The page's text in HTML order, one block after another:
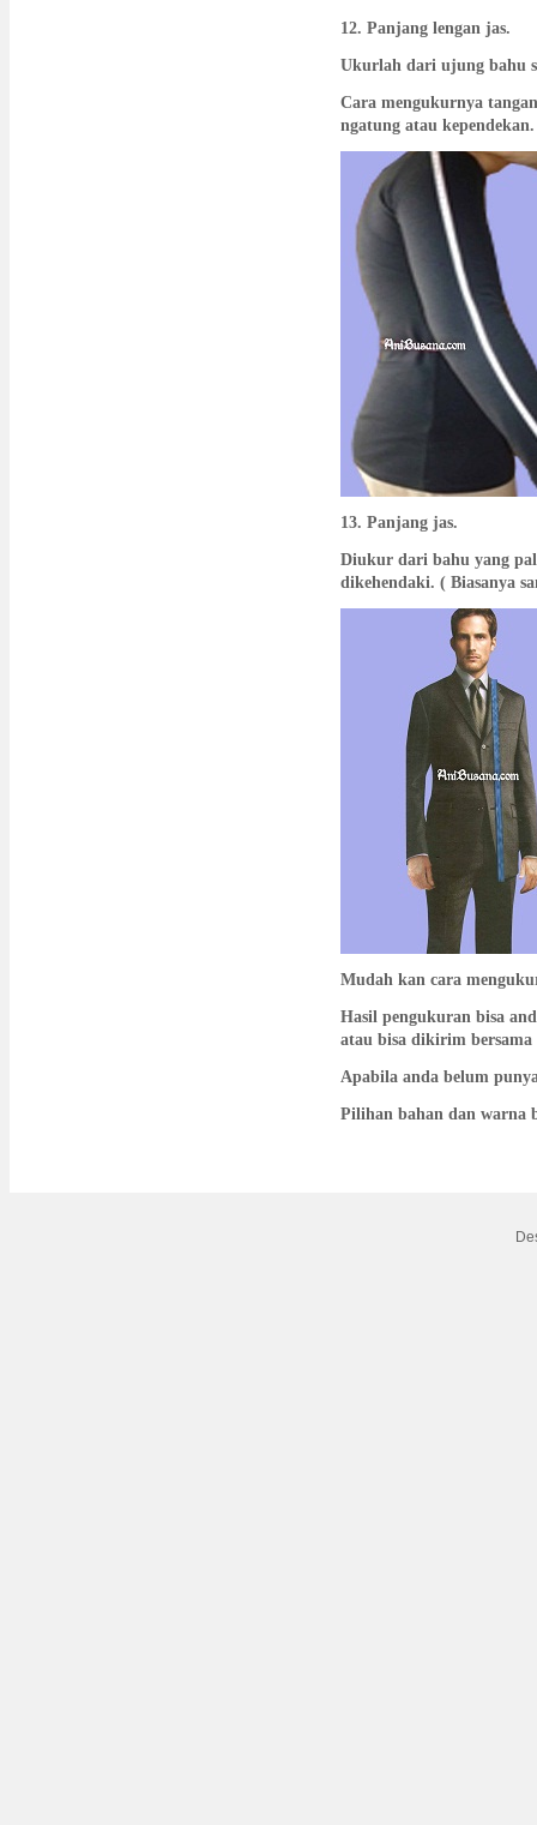
12. Panjang lengan jas.
Ukurlah dari ujung bahu
Cara mengukurnya
ngatung atau kependekan.
13. Panjang jas.
Diukur dari bahu yang
dikehendaki. ( Biasanya
Mudah kan cara
Hasil pengukuran bisa
atau bisa dikirim
Apabila anda belum
Pilihan bahan dan warna